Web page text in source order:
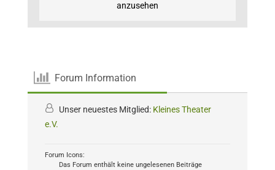
anzusehen
Forum Information
Unser neuestes Mitglied: Kleines Theater
e.V.
Forum Icons:
Das Forum enthält keine ungelesenen Beiträge